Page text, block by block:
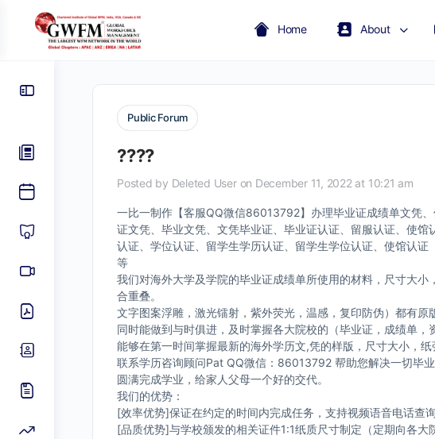
Home About
Public Forum
????
Posted by Deleted User on December 11, 2022 at 10:21 am
一比一制作【客服QQ微信86013792】办理毕业证成绩单文凭
证文凭、毕业文凭、文凭毕业证、毕业证认证、留服认证、使
认证、学位认证、留学生学历认证、留学生学位认证、使馆认
等
我们对海外大学及学院的毕业证成绩单所使用的材料，尺寸大
合重叠。
文字图案浮雕，激光镭射，紫外荧光，温感，复印防伪）都有
同时能做到与时俱进，及时掌握各大院校的（毕业证，成绩单
能够在第一时间掌握最新的海外学历文,凭的样版，尺寸大小，
联系学历咨询顾问Pat QQ微信：86013792 帮助您解决一切毕
圆满完成学业，给家人父母一个好的交代。
我们的优势：
[效率优势]保证在约定的时间内完成任务，支持视频语音电话查询
[品质优势]与学校颁发的相关证件1:1纸质尺寸制定（定期向各